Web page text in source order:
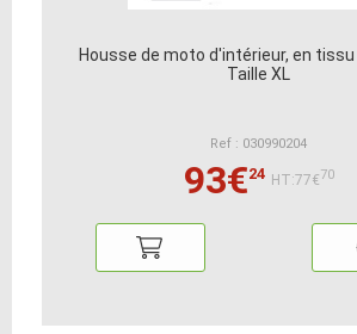
Housse de moto d'intérieur, en
Taille XL
Ref : 030990204
93€24 HT:77€70